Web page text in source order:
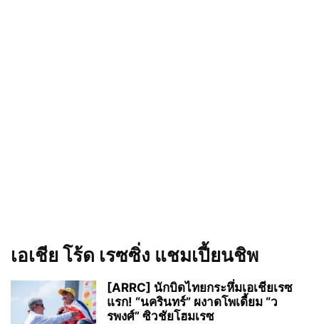
เอเชีย โร้ด เรซซิ่ง แชมเปี้ยนชิพ
[ARRC] นักบิดไทยกระหึ่มเอเชียเรซ
แรก! “นครินทร์” ผงาดโพเดี้ยม “ว
รพงศ์” ซิวชัยโฮมเรซ